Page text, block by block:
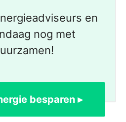
en
nog met
besparen ▸